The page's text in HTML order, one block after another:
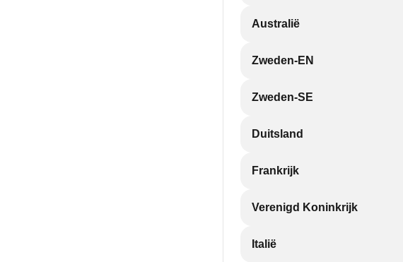
Australië
Zweden-EN
Zweden-SE
Duitsland
Frankrijk
Verenigd Koninkrijk
Italië